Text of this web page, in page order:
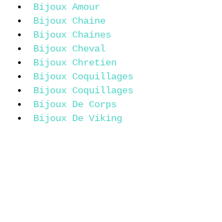
Bijoux Amour
Bijoux Chaine
Bijoux Chaines
Bijoux Cheval
Bijoux Chretien
Bijoux Coquillages
Bijoux Coquillages
Bijoux De Corps
Bijoux De Viking